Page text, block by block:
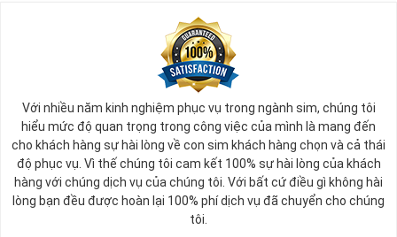
Ý nghĩa sim tứ quý 2
Theo quan niệm phong thủy
Số 2 tượng trưng cho sự cân bằng, hài hòa của âm dương và đất
trời. Sự cân bằng này giúp cho mọi việc đều thuận lợi và mang lại
nhiều may mắn trong cuộc sống và kinh doanh.
Số 2 còn biểu trưng cho lòng tốt, sự ổn định và tính hai mặt của
mọi vấn đề. Số 2 giúp cho họ có được sự lựa chọn, để đưa ra
những hướng giải quyết đúng đắn nhắt.
Với nhiều năm kinh nghiệm phục vụ trong ngành sim, chúng tôi
hiểu mức độ quan trọng trong công việc của mình là mang đến
cho khách hàng sự hài lòng về con sim khách hàng chọn và cả thái
độ phục vụ. Vì thế chúng tôi cam kết 100% sự hài lòng của khách
hàng với chúng dịch vụ của chúng tôi. Với bất cứ điều gì không hài
lòng bạn đều được hoàn lại 100% phí dịch vụ đã chuyển cho chúng
tôi.